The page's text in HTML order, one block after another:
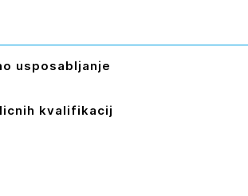
usposabljanje
kvalifikacij